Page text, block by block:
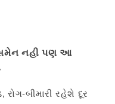
નહી પણ આ